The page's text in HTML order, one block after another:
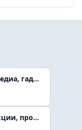
Палач Говорит | IT, медиа, гaджеты, скидки
«Палач» | Скидки, акции, промокоды